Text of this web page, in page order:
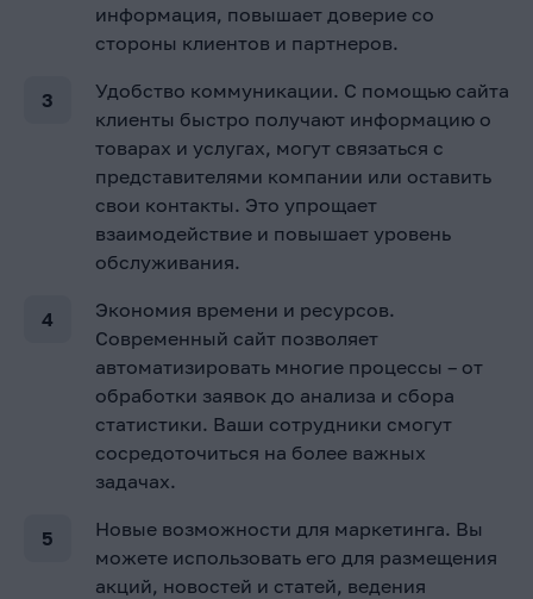
информация, повышает доверие со
стороны клиентов и партнеров.
Удобство коммуникации. С помощью сайта
клиенты быстро получают информацию о
товарах и услугах, могут связаться с
представителями компании или оставить
свои контакты. Это упрощает
взаимодействие и повышает уровень
обслуживания.
Экономия времени и ресурсов.
Современный сайт позволяет
автоматизировать многие процессы – от
обработки заявок до анализа и сбора
статистики. Ваши сотрудники смогут
сосредоточиться на более важных
задачах.
Новые возможности для маркетинга. Вы
можете использовать его для размещения
акций, новостей и статей, ведения